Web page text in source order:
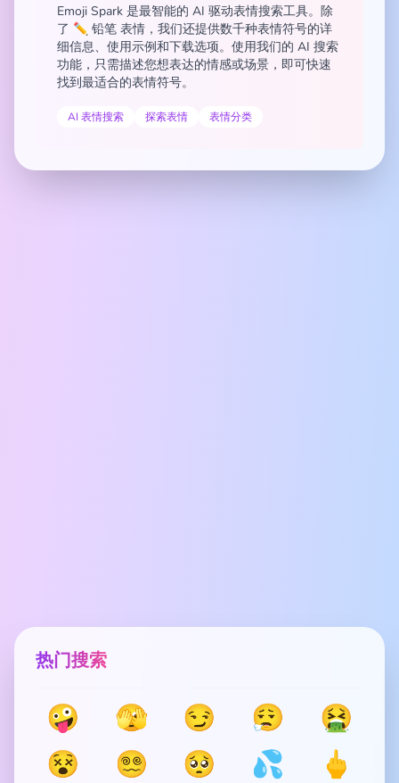
Emoji Spark 是最智能的 AI 驱动表情搜索工具。除
了 ✏️ 铅笔 表情，我们还提供数千种表情符号的详
细信息、使用示例和下载选项。使用我们的 AI 搜索
功能，只需描述您想表达的情感或场景，即可快速
找到最适合的表情符号。
AI 表情搜索 探索表情 表情分类
热门搜索
🤪 🫣 😏 😮‍💨
🤮
😵
😵‍💫 🥺 💦 🖕